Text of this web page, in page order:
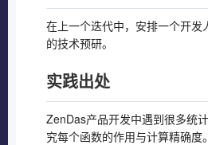
在上一个迭代中，安排一个开发
的技术预研。
实践出处
ZenDas产品开发中遇到很多统
究每个函数的作用与计算精确度。